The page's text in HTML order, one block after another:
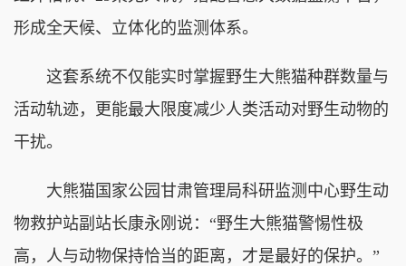
形成全天候、立体化的监测体系。
这套系统不仅能实时掌握野生大熊猫种群数量与
活动轨迹，更能最大限度减少人类活动对野生动物的
干扰。
大熊猫国家公园甘肃管理局科研监测中心野生动
物救护站副站长康永刚说：“野生大熊猫警惕性极
高，人与动物保持恰当的距离，才是最好的保护。”